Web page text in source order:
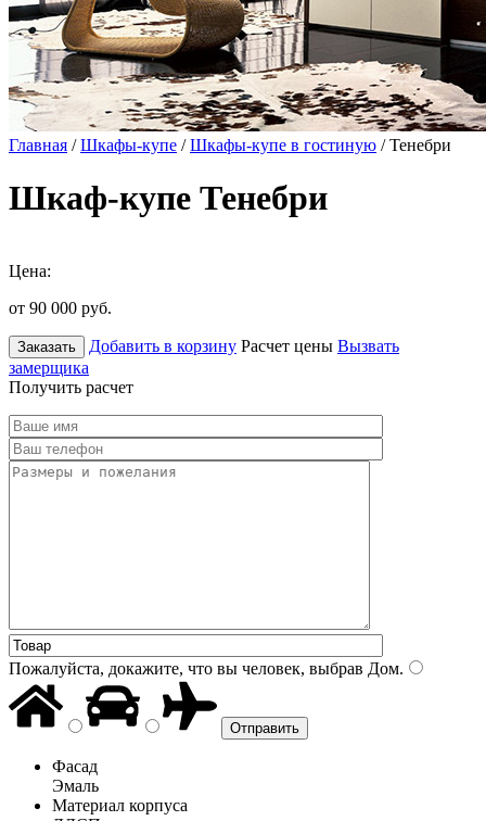
Главная /Шкафы-купе /Шкафы-купе в гостиную / Тенебри
Шкаф-купе Тенебри
Цена:
от 90 000 руб.
Заказать Добавить в корзину Расчет цены Вызвать
замерщика
Получить расчет
Пожалуйста, докажите, что вы человек, выбрав Дом.
Фасад
Эмаль
Материал корпуса